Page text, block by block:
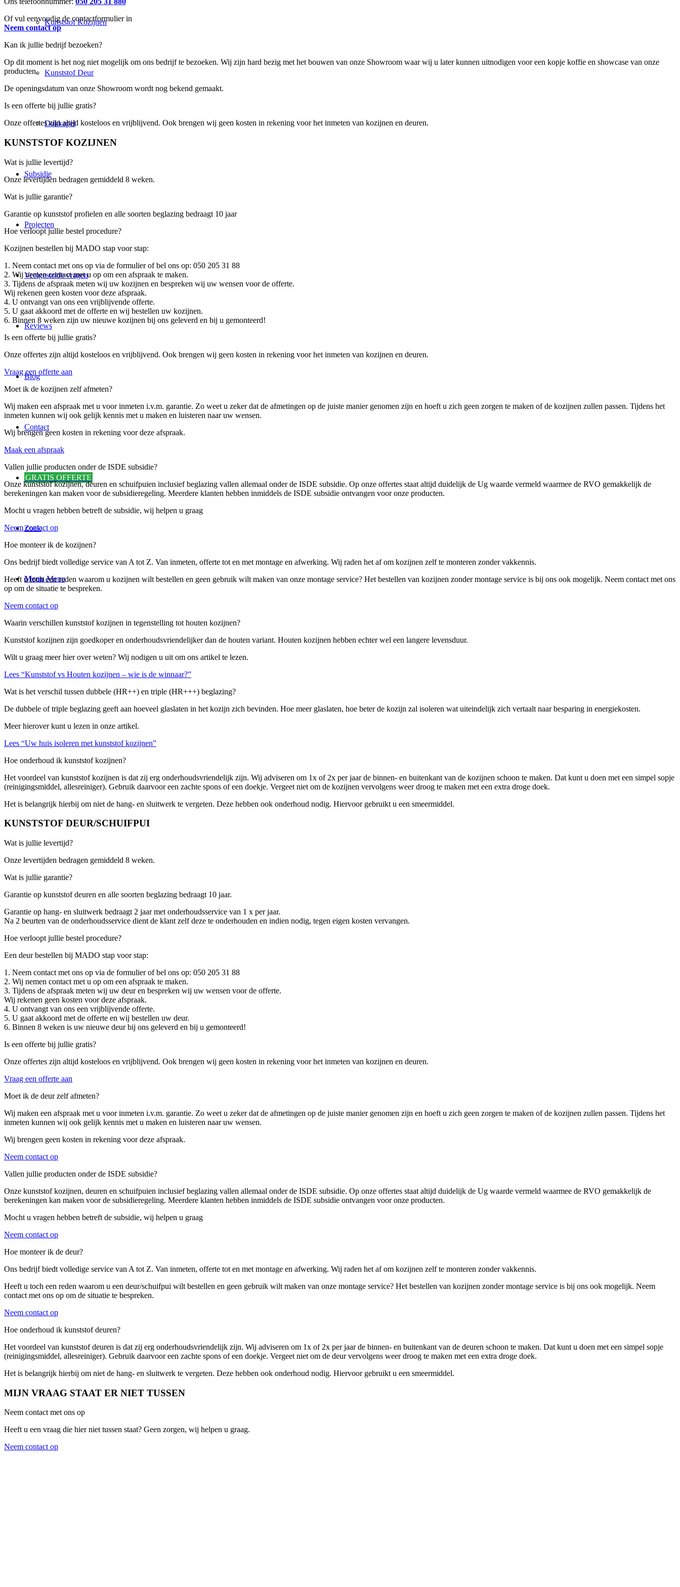
Kunststof Kozijnen
Kunststof Deur
Dakkapel
Subsidie
Projecten
Veelgestelde vragen
Reviews
Blog
Contact
GRATIS OFFERTE
Zoek
Menu Menu
Of vul eenvoudig de contactformulier in
Neem contact op
Kan ik jullie bedrijf bezoeken?
Op dit moment is het nog niet mogelijk om ons bedrijf te bezoeken. Wij zijn hard bezig met het bouwen van onze Showroom waar wij u later kunnen uitnodigen voor een kopje koffie en showcase van onze
producten.
De openingsdatum van onze Showroom wordt nog bekend gemaakt.
Is een offerte bij jullie gratis?
Onze offertes zijn altijd kosteloos en vrijblijvend. Ook brengen wij geen kosten in rekening voor het inmeten van kozijnen en deuren.
KUNSTSTOF KOZIJNEN
Wat is jullie levertijd?
Onze levertijden bedragen gemiddeld 8 weken.
Wat is jullie garantie?
Garantie op kunststof profielen en alle soorten beglazing bedraagt 10 jaar
Hoe verloopt jullie bestel procedure?
Kozijnen bestellen bij MADO stap voor stap:
1. Neem contact met ons op via de formulier of bel ons op: 050 205 31 88
2. Wij nemen contact met u op om een afspraak te maken.
3. Tijdens de afspraak meten wij uw kozijnen en bespreken wij uw wensen voor de offerte.
Wij rekenen geen kosten voor deze afspraak.
4. U ontvangt van ons een vrijblijvende offerte.
5. U gaat akkoord met de offerte en wij bestellen uw kozijnen.
6. Binnen 8 weken zijn uw nieuwe kozijnen bij ons geleverd en bij u gemonteerd!
Is een offerte bij jullie gratis?
Onze offertes zijn altijd kosteloos en vrijblijvend. Ook brengen wij geen kosten in rekening voor het inmeten van kozijnen en deuren.
Vraag een offerte aan
Moet ik de kozijnen zelf afmeten?
Wij maken een afspraak met u voor inmeten i.v.m. garantie. Zo weet u zeker dat de afmetingen op de juiste manier genomen zijn en hoeft u zich geen zorgen te maken of de kozijnen zullen passen. Tijdens het
inmeten kunnen wij ook gelijk kennis met u maken en luisteren naar uw wensen.
Wij brengen geen kosten in rekening voor deze afspraak.
Maak een afspraak
Vallen jullie producten onder de ISDE subsidie?
Onze kunststof kozijnen, deuren en schuifpuien inclusief beglazing vallen allemaal onder de ISDE subsidie. Op onze offertes staat altijd duidelijk de Ug waarde vermeld waarmee de RVO gemakkelijk de
berekeningen kan maken voor de subsidieregeling. Meerdere klanten hebben inmiddels de ISDE subsidie ontvangen voor onze producten.
Mocht u vragen hebben betreft de subsidie, wij helpen u graag
Neem contact op
Hoe monteer ik de kozijnen?
Ons bedrijf biedt volledige service van A tot Z. Van inmeten, offerte tot en met montage en afwerking. Wij raden het af om kozijnen zelf te monteren zonder vakkennis.
Heeft u toch een reden waarom u kozijnen wilt bestellen en geen gebruik wilt maken van onze montage service? Het bestellen van kozijnen zonder montage service is bij ons ook mogelijk. Neem contact met ons
op om de situatie te bespreken.
Neem contact op
Waarin verschillen kunststof kozijnen in tegenstelling tot houten kozijnen?
Kunststof kozijnen zijn goedkoper en onderhoudsvriendelijker dan de houten variant. Houten kozijnen hebben echter wel een langere levensduur.
Wilt u graag meer hier over weten? Wij nodigen u uit om ons artikel te lezen.
Lees “Kunststof vs Houten kozijnen – wie is de winnaar?”
Wat is het verschil tussen dubbele (HR++) en triple (HR+++) beglazing?
De dubbele of triple beglazing geeft aan hoeveel glaslaten in het kozijn zich bevinden. Hoe meer glaslaten, hoe beter de kozijn zal isoleren wat uiteindelijk zich vertaalt naar besparing in energiekosten.
Meer hierover kunt u lezen in onze artikel.
Lees “Uw huis isoleren met kunststof kozijnen”
Hoe onderhoud ik kunststof kozijnen?
Het voordeel van kunststof kozijnen is dat zij erg onderhoudsvriendelijk zijn. Wij adviseren om 1x of 2x per jaar de binnen- en buitenkant van de kozijnen schoon te maken. Dat kunt u doen met een simpel sopje
(reinigingsmiddel, allesreiniger). Gebruik daarvoor een zachte spons of een doekje. Vergeet niet om de kozijnen vervolgens weer droog te maken met een extra droge doek.
Het is belangrijk hierbij om niet de hang- en sluitwerk te vergeten. Deze hebben ook onderhoud nodig. Hiervoor gebruikt u een smeermiddel.
KUNSTSTOF DEUR/SCHUIFPUI
Wat is jullie levertijd?
Onze levertijden bedragen gemiddeld 8 weken.
Wat is jullie garantie?
Garantie op kunststof deuren en alle soorten beglazing bedraagt 10 jaar.
Garantie op hang- en sluitwerk bedraagt 2 jaar met onderhoudsservice van 1 x per jaar.
Na 2 beurten van de onderhoudsservice dient de klant zelf deze te onderhouden en indien nodig, tegen eigen kosten vervangen.
Hoe verloopt jullie bestel procedure?
Een deur bestellen bij MADO stap voor stap:
1. Neem contact met ons op via de formulier of bel ons op: 050 205 31 88
2. Wij nemen contact met u op om een afspraak te maken.
3. Tijdens de afspraak meten wij uw deur en bespreken wij uw wensen voor de offerte.
Wij rekenen geen kosten voor deze afspraak.
4. U ontvangt van ons een vrijblijvende offerte.
5. U gaat akkoord met de offerte en wij bestellen uw deur.
6. Binnen 8 weken is uw nieuwe deur bij ons geleverd en bij u gemonteerd!
Is een offerte bij jullie gratis?
Onze offertes zijn altijd kosteloos en vrijblijvend. Ook brengen wij geen kosten in rekening voor het inmeten van kozijnen en deuren.
Vraag een offerte aan
Moet ik de deur zelf afmeten?
Wij maken een afspraak met u voor inmeten i.v.m. garantie. Zo weet u zeker dat de afmetingen op de juiste manier genomen zijn en hoeft u zich geen zorgen te maken of de kozijnen zullen passen. Tijdens het
inmeten kunnen wij ook gelijk kennis met u maken en luisteren naar uw wensen.
Wij brengen geen kosten in rekening voor deze afspraak.
Neem contact op
Vallen jullie producten onder de ISDE subsidie?
Onze kunststof kozijnen, deuren en schuifpuien inclusief beglazing vallen allemaal onder de ISDE subsidie. Op onze offertes staat altijd duidelijk de Ug waarde vermeld waarmee de RVO gemakkelijk de
berekeningen kan maken voor de subsidieregeling. Meerdere klanten hebben inmiddels de ISDE subsidie ontvangen voor onze producten.
Mocht u vragen hebben betreft de subsidie, wij helpen u graag
Neem contact op
Hoe monteer ik de deur?
Ons bedrijf biedt volledige service van A tot Z. Van inmeten, offerte tot en met montage en afwerking. Wij raden het af om kozijnen zelf te monteren zonder vakkennis.
Heeft u toch een reden waarom u een deur/schuifpui wilt bestellen en geen gebruik wilt maken van onze montage service? Het bestellen van kozijnen zonder montage service is bij ons ook mogelijk. Neem
contact met ons op om de situatie te bespreken.
Neem contact op
Hoe onderhoud ik kunststof deuren?
Het voordeel van kunststof deuren is dat zij erg onderhoudsvriendelijk zijn. Wij adviseren om 1x of 2x per jaar de binnen- en buitenkant van de deuren schoon te maken. Dat kunt u doen met een simpel sopje
(reinigingsmiddel, allesreiniger). Gebruik daarvoor een zachte spons of een doekje. Vergeet niet om de deur vervolgens weer droog te maken met een extra droge doek.
Het is belangrijk hierbij om niet de hang- en sluitwerk te vergeten. Deze hebben ook onderhoud nodig. Hiervoor gebruikt u een smeermiddel.
MIJN VRAAG STAAT ER NIET TUSSEN
Neem contact met ons op
Heeft u een vraag die hier niet tussen staat? Geen zorgen, wij helpen u graag.
Neem contact op